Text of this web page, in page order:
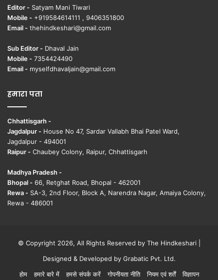
Editor - Satyam Mani Tiwari
Mobile - +919584614111 , 9406351800
Email - thehindkeshari@gmail.com
Sub Editor - Dhaval Jain
Mobile - 7354424490
Email - myselfdhavaljain@gmail.com
हमारा पता
Chhattisgarh -
Jagdalpur - House No 47, Sardar Vallabh Bhai Patel Ward,
Jagdalpur - 494001
Raipur - Chaubey Colony, Raipur, Chhattisgarh
Madhya Pradesh -
Bhopal - 66, Retghat Road, Bhopal - 462001
Rewa - SA-3, 2nd Floor, Block A, Narendra Nagar, Amaiya Colony,
Rewa - 486001
© Copyright 2026, All Rights Reserved by The Hindkeshari |
Designed & Developed by Grabatic Pvt. Ltd.
होम
हमारे बारे में हमसे संपर्क करें गोपनीयता नीति नियम एवं शर्तें विज्ञापन